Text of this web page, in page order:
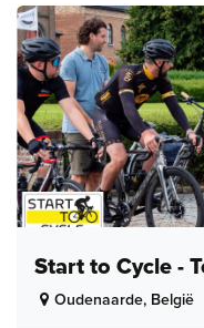
Start to Cycle -
Oudenaarde, België